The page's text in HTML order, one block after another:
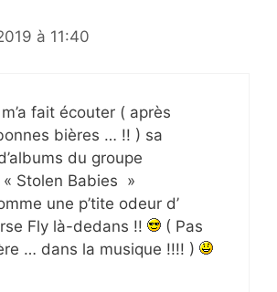
à 11:40
fait écouter ( après
bières … !! ) sa
du groupe
Stolen Babies »
une p’tite odeur d’
Fly là-dedans !!
( Pas
… dans la musique !!!! )